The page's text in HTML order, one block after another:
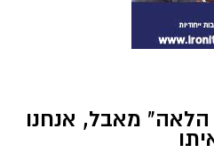
הלאה" מאבל, אנחנו